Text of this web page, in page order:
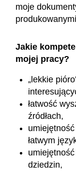
moje
Jakie
mojej pracy?
„lekkie
łatwość
źródłach,
łatwym
dziedzin,